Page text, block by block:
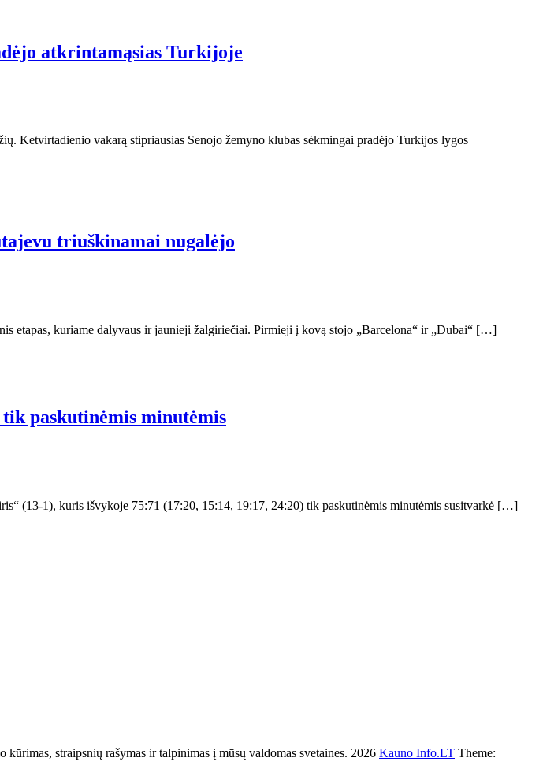
atkrintamąsias Turkijoje
Ketvirtadienio vakarą stipriausias Senojo žemyno klubas sėkmingai pradėjo Turkijos lygos
triuškinamai nugalėjo
etapas, kuriame dalyvaus ir jaunieji žalgiriečiai. Pirmieji į kovą stojo „Barcelona“ ir „Dubai“ […]
paskutinėmis minutėmis
(13-1), kuris išvykoje 75:71 (17:20, 15:14, 19:17, 24:20) tik paskutinėmis minutėmis susitvarkė […]
straipsnių rašymas ir talpinimas į mūsų valdomas svetaines. 2026 Kauno Info.LT Theme: